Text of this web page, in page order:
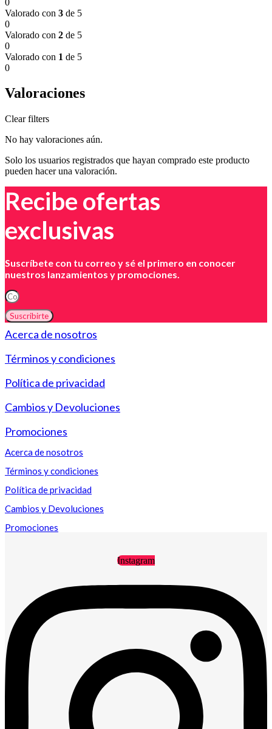
Valorado con 3 de 5
0
Valorado con 2 de 5
0
Valorado con 1 de 5
0
Valoraciones
Clear filters
No hay valoraciones aún.
Solo los usuarios registrados que hayan comprado este producto
pueden hacer una valoración.
Recibe ofertas
exclusivas
Suscríbete con tu correo y sé el primero en conocer
nuestros lanzamientos y promociones.
Suscribirte
Acerca de nosotros
Términos y condiciones
Política de privacidad
Cambios y Devoluciones
Promociones
Acerca de nosotros
Términos y condiciones
Política de privacidad
Cambios y Devoluciones
Promociones
Instagram